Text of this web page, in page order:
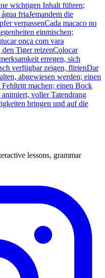
wichtigen Inhalt führen;
friaJemandem die
verpassenCada macaco no
einmischen;
onça com vara
Tiger reizenColocar
erregen, sich
verfügbar zeigen, flirtenDar
abgewiesen werden; einen
Fehltritt machen; einen Bock
animiert, voller Tatendrang
bringen und auf die
lessons, grammar